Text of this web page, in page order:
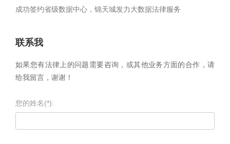
成功签约省级数据中心，锦天城发力大数据法律服务
联系我
如果您有法律上的问题需要咨询，或其他业务方面的合作，请
给我留言，谢谢！
您的姓名(*):